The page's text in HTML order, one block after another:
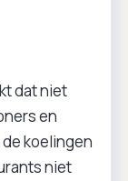
dat niet
en
koelingen
niet